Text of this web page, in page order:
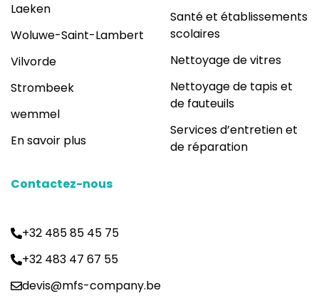
Laeken
Woluwe-Saint-Lambert
Vilvorde
Strombeek
wemmel
En savoir plus
Santé et établissements
scolaires
Nettoyage de vitres
Nettoyage de tapis et
de fauteuils
Services d’entretien et
de réparation
Contactez-nous
+32 485 85 45 75
+32 483 47 67 55
devis@mfs-company.be